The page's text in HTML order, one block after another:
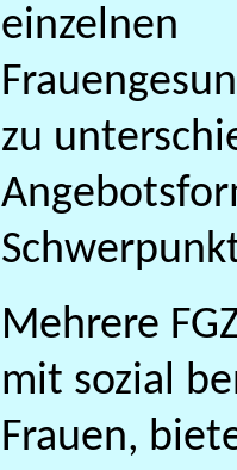
einzelnen
zu
Mehrere
mit sozial
Frauen,